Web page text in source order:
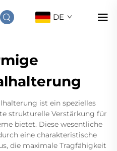
DE
ist ein spezielles
strukturelle Verstärkung für
bietet. Diese wesentliche
eine charakteristische
die maximale Tragfähigkeit